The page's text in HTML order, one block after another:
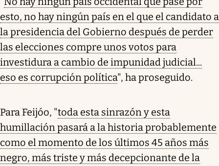
esto, no hay ningún país en el que el candidato a
la presidencia del Gobierno después de perder
las elecciones compre unos votos para
investidura a cambio de impunidad judicial...
eso es corrupción política", ha proseguido.
Para Feijóo, "toda esta sinrazón y esta
humillación pasará a la historia probablemente
como el momento de los últimos 45 años más
negro, más triste y más decepcionante de la